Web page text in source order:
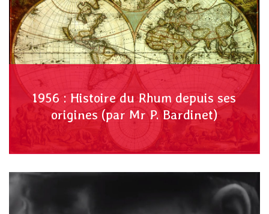
1956 : Histoire du Rhum depuis ses
origines (par Mr P. Bardinet)